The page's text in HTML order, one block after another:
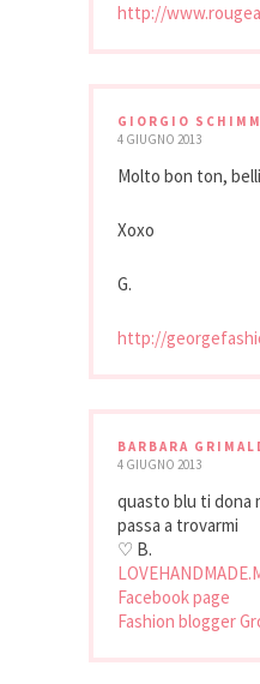
http://
GIORGIO
4 GIUGNO 2013
Molto bon ton,
Xoxo
G.
http://
BARBARA
4 GIUGNO 2013
quasto blu ti dona
passa a trovarmi
♡ B.
Facebook page
Fashion blogger